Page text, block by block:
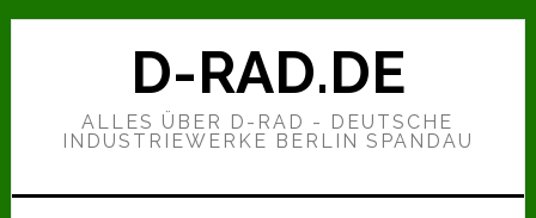
Zur
Hauptnavigation
Zum
Zur
D-RAD.DE
ALLES ÜBER D-RAD - DEUTSCHE
INDUSTRIEWERKE BERLIN SPANDAU